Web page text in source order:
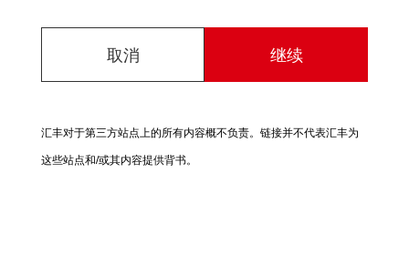
取消 继续
汇丰对于第三方站点上的所有内容概不负责。链接并不代表汇丰为
这些站点和/或其内容提供背书。